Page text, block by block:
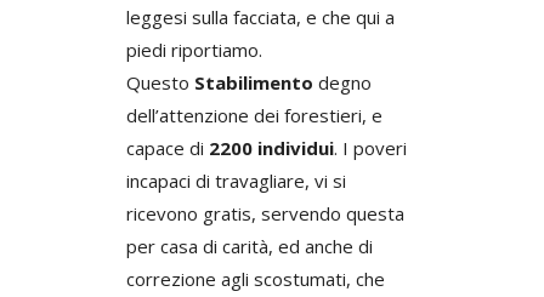
leggesi sulla facciata, e che qui a
piedi riportiamo.
Questo Stabilimento degno
dell’attenzione dei forestieri, e
capace di 2200 individui. I poveri
incapaci di travagliare, vi si
ricevono gratis, servendo questa
per casa di carità, ed anche di
correzione agli scostumati, che